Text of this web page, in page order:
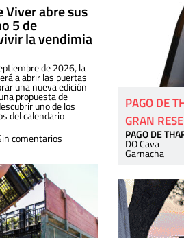
Viver abre sus
5 de
la vendimia
de 2026, la
a abrir las puertas
una nueva edición
propuesta de
uno de los
del calendario
comentarios
PAGO DE
GRAN
PAGO DE
DO Cava
Garnacha